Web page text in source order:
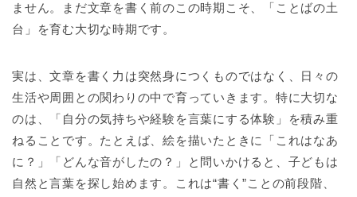
ません。まだ文章を書く前のこの時期こそ、「ことばの土
台」を育む大切な時期です。
実は、文章を書く力は突然身につくものではなく、日々の
生活や周囲との関わりの中で育っていきます。特に大切な
のは、「自分の気持ちや経験を言葉にする体験」を積み重
ねることです。たとえば、絵を描いたときに「これはなあ
に？」「どんな音がしたの？」と問いかけると、子どもは
自然と言葉を探し始めます。これは“書く”ことの前段階、